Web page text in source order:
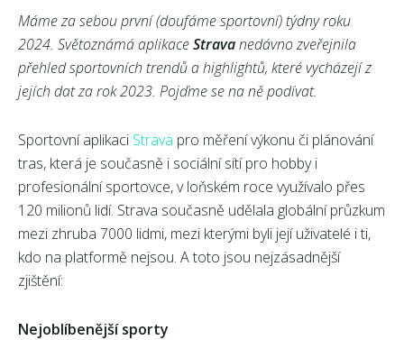
Máme za sebou první (doufáme sportovní) týdny roku
2024. Světoznámá aplikaceStravanedávno zveřejnila
přehled sportovních trendů a highlightů, které vycházejí z
jejích dat za rok 2023. Pojďme se na ně podívat.
Sportovní aplikaci Strava pro měření výkonu či plánování
tras, která je současně i sociální sítí pro hobby i
profesionální sportovce, v loňském roce využívalo přes
120 milionů lidí. Strava současně udělala globální průzkum
mezi zhruba 7000 lidmi, mezi kterými byli její uživatelé i ti,
kdo na platformě nejsou. A toto jsou nejzásadnější
zjištění:
Nejoblíbenější sporty